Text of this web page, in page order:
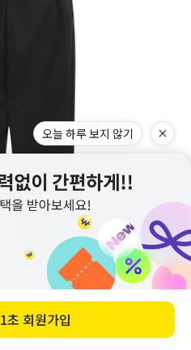
오늘 하루 보지 않기
1초 회원가입